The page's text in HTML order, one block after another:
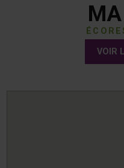
VOIR